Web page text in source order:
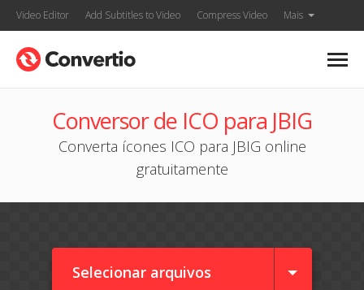
Video Editor Add Subtitles to Video Compress Video Mais
Conversor de ICO para JBIG
Converta ícones ICO para JBIG online
gratuitamente
Selecionar arquivos